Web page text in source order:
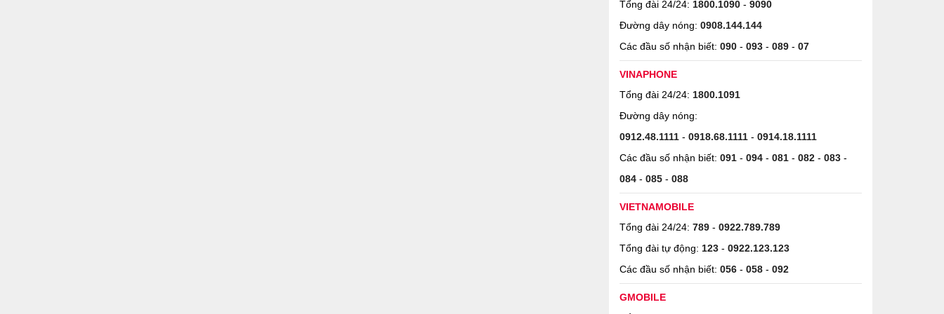
Tổng đài 24/24: 1800.1090 - 9090
Đường dây nóng: 0908.144.144
Các đầu số nhận biết: 090 - 093 - 089 - 07
VINAPHONE
Tổng đài 24/24: 1800.1091
Đường dây nóng:
0912.48.1111 - 0918.68.1111 - 0914.18.1111
Các đầu số nhận biết: 091 - 094 - 081 - 082 - 083 -
084 - 085 - 088
VIETNAMOBILE
Tổng đài 24/24: 789 - 0922.789.789
Tổng đài tự động: 123 - 0922.123.123
Các đầu số nhận biết: 056 - 058 - 092
GMOBILE